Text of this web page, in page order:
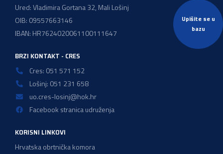
Upišite se u
bazu
Ured: Vladimira Gortana 32, Mali Lošinj
OIB: 09557663146
IBAN: HR7624020061100111647
BRZI KONTAKT - CRES
Cres: 051 571 152
Lošinj: 051 231 658
uo.cres-losinj@hok.hr
Facebook stranica udruženja
KORISNI LINKOVI
Hrvatska obrtnička komora